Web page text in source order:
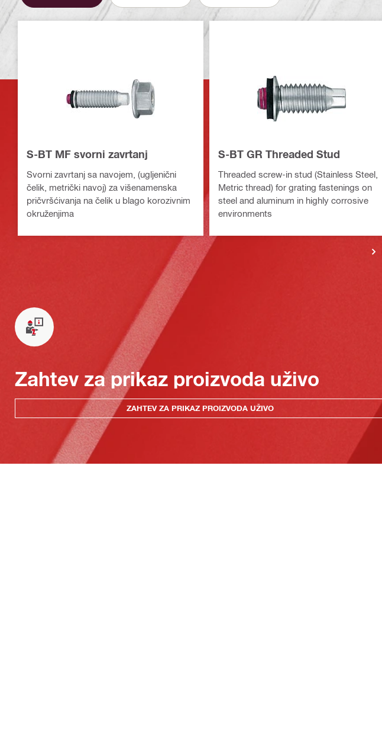
S-BT MF svorni zavrtanj
Svorni zavrtanj sa navojem, (ugljenični
čelik, metrički navoj) za višenamenska
pričvršćivanja na čelik u blago korozivnim
okruženjima
S-BT GR Threaded Stud
Threaded screw-in stud (Stainless Steel,
Metric thread) for grating fastenings on
steel and aluminum in highly corrosive
environments
Zahtev za prikaz proizvoda uživo
ZAHTEV ZA PRIKAZ PROIZVODA UŽIVO